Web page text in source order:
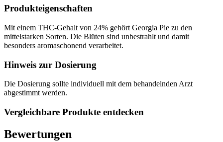
Produkteigenschaften
Mit einem THC-Gehalt von 24% gehört Georgia Pie zu den
mittelstarken Sorten. Die Blüten sind unbestrahlt und damit
besonders aromaschonend verarbeitet.
Hinweis zur Dosierung
Die Dosierung sollte individuell mit dem behandelnden Arzt
abgestimmt werden.
Vergleichbare Produkte entdecken
Bewertungen